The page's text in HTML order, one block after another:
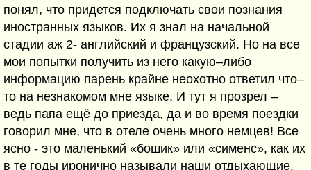
понял, что придется подключать свои познания
иностранных языков. Их я знал на начальной
стадии аж 2- английский и французский. Но на все
мои попытки получить из него какую–либо
информацию парень крайне неохотно ответил что–
то на незнакомом мне языке. И тут я прозрел –
ведь папа ещё до приезда, да и во время поездки
говорил мне, что в отеле очень много немцев! Все
ясно - это маленький «бошик» или «сименс», как их
в те годы иронично называли наши отдыхающие.